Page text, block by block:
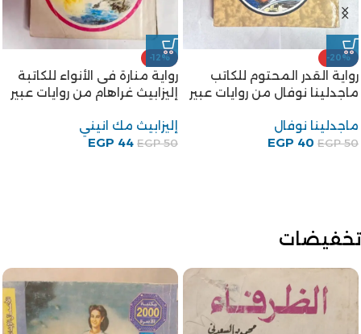
-20%
رواية القدر المحتوم للكاتب
ماجدلينا نوفال من روايات عبير
ماجدلينا نوفال
EGP50
EGP 40
-12%
رواية منارة فى الأنواء للكاتبة
إليزابيث غراهام من روايات عبير
إليزابيث مك انيني
EGP50
EGP 44
تخفيضات